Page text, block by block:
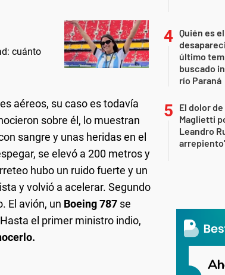
cuánto
aéreos, su caso es todavía
sobre él, lo muestran
sangre y unas heridas en el
se elevó a 200 metros y
hubo un ruido fuerte y un
y volvió a acelerar. Segundo
El avión, un Boeing 787 se
el primer ministro indio,
Quién es
último
buscado
río Paraná
El dolor
Maglietti
Leandro